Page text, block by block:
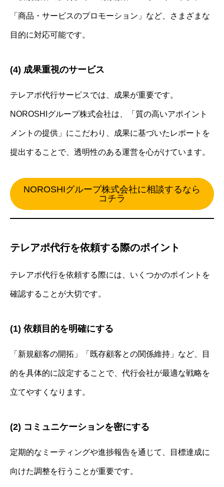
「商品・サービスのプロモーション」など、さまざまな
目的に対応可能です。
(4) 成果重視のサービス
テレアポ代行サービスでは、成果が重要です。
NOROSHIグループ株式会社は、「質の高いアポイント
メントの提供」にこだわり、成果に基づいたレポートを
提出することで、透明性のある運営を心がけています。
NOROSHIグループ株式会社に相談するなら
コチラ
テレアポ代行を依頼する際のポイント
テレアポ代行を依頼する際には、いくつかのポイントを
確認することが大切です。
(1) 依頼目的を明確にする
「新規顧客の開拓」「既存顧客との関係維持」など、目
的を具体的に設定することで、代行会社が最適な戦略を
立てやすくなります。
(2) コミュニケーションを密にする
定期的なミーティングや進捗報告を通じて、目標達成に
向けた調整を行うことが重要です。